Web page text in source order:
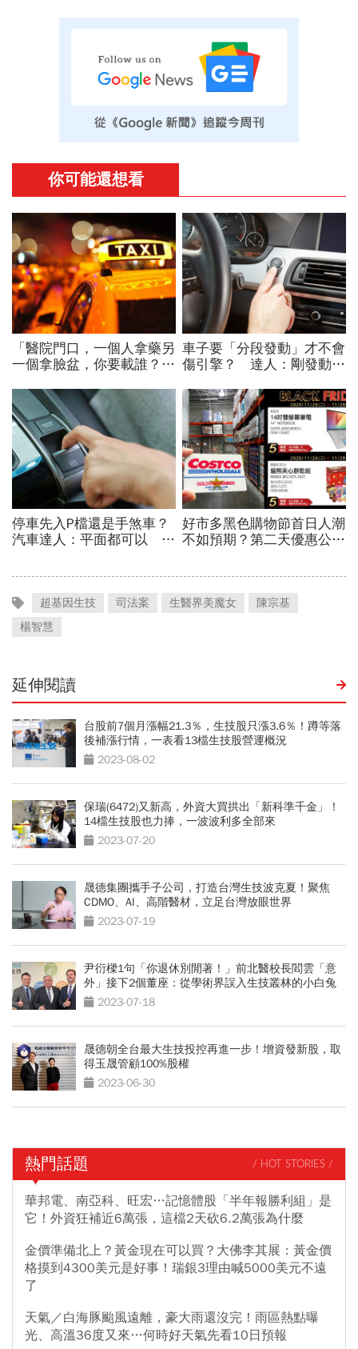
超基因生技 司法案 生醫界美魔女
陳宗基
楊智慧
延伸閱讀
台股前7個月漲幅21.3％，生技股只漲3.6％！蹲等落
後補漲行情，一表看13檔生技股營運概況
2023-08-02
保瑞(6472)又新高，外資大買拱出「新科準千金」！
14檔生技股也力捧，一波波利多全部來
2023-07-20
晟德集團攜手子公司，打造台灣生技波克夏！聚焦
CDMO、AI、高階醫材，立足台灣放眼世界
2023-07-19
尹衍樑1句「你退休別閒著！」前北醫校長閻雲「意
外」接下2個董座：從學術界誤入生技叢林的小白兔
2023-07-18
晟德朝全台最大生技投控再進一步！增資發新股，取
得玉晟管顧100%股權
2023-06-30
熱門話題 / HOT STORIES /
華邦電、南亞科、旺宏…記憶體股「半年報勝利組」是
它！外資狂補近6萬張，這檔2天砍6.2萬張為什麼
金價準備北上？黃金現在可以買？大佛李其展：黃金價
格摸到4300美元是好事！瑞銀3理由喊5000美元不遠
了
天氣／白海豚颱風遠離，豪大雨還沒完！雨區熱點曝
光、高溫36度又來…何時好天氣先看10日預報